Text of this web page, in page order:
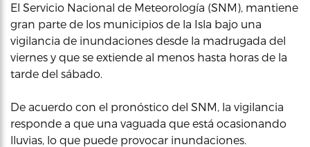
El Servicio Nacional de Meteorología (SNM), mantiene
gran parte de los municipios de la Isla bajo una
vigilancia de inundaciones desde la madrugada del
viernes y que se extiende al menos hasta horas de la
tarde del sábado.
De acuerdo con el pronóstico del SNM, la vigilancia
responde a que una vaguada que está ocasionando
lluvias, lo que puede provocar inundaciones.